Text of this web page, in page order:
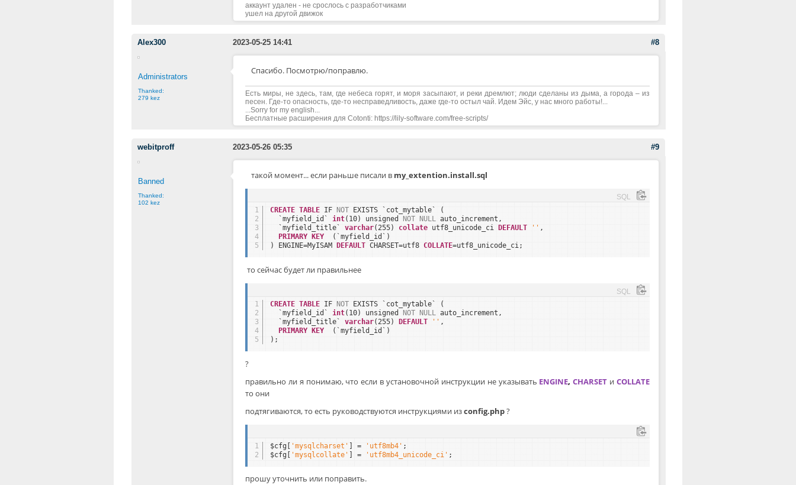
аккаунт удален - не срослось с разработчиками
ушел на другой движок
Alex300 #8
2023-05-25 14:41
Administrators
Thanked:
279 kez
Спасибо. Посмотрю/поправлю.
Есть миры, не здесь, там, где небеса горят, и моря засыпают, и реки дремлют; люди сделаны из дыма, а города – из
песен. Где-то опасность, где-то несправедливость, даже где-то остыл чай. Идем Эйс, у нас много работы!...
...Sorry for my english...
Бесплатные расширения для Cotonti: https://lily-software.com/free-scripts/
webitproff #9
2023-05-26 05:35
Banned
Thanked:
102 kez
такой момент... если раньше писали в my_extention.install.sql
SQL
1
2
3
4
5
CREATE TABLE IF NOT
EXISTS `cot_mytable` (
`myfield_id` int(10) unsigned NOT NULL auto_increment,
`myfield_title` varchar(255) collate utf8_unicode_ci DEFAULT '' ,
PRIMARY
KEY
(`myfield_id`)
) ENGINE=MyISAM
DEFAULT CHARSET=utf8 COLLATE=utf8_unicode_ci;
то сейчас будет ли правильнее
SQL
1
2
3
4
5
CREATE TABLE IF NOT
EXISTS `cot_mytable` (
`myfield_id` int(10) unsigned NOT NULL auto_increment,
`myfield_title` varchar(255) DEFAULT '' ,
PRIMARY
KEY
(`myfield_id`)
);
?
правильно ли я понимаю, что если в установочной инструкции не указывать ENGINE, CHARSET и COLLATE
то они
подтягиваются, то есть руководствуются инструкциями изconfig.php?
1
2
$cfg[ 'mysqlcharset' ] = 'utf8mb4' ;
$cfg[
'mysqlcollate' ] = 'utf8mb4_unicode_ci' ;
прошу уточнить или поправить.